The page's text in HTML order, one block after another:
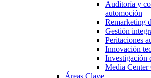
Auditoría y
automoción
Remarketing
Gestión
Peritaciones
Innovación
Investigación
Media